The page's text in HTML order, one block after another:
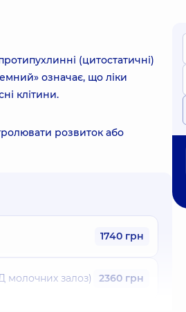
(цитостатичні)
означає, що ліки
клітини.
розвиток або
1740 грн
молочних залоз) 2360 грн